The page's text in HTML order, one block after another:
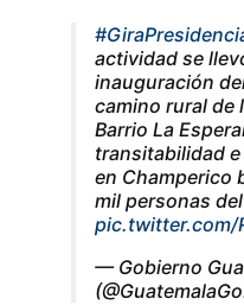
actividad se
inauguración
camino rural de
Barrio La
transitabilidad
en Champerico
mil personas
pic.twitter.com/
— Gobierno